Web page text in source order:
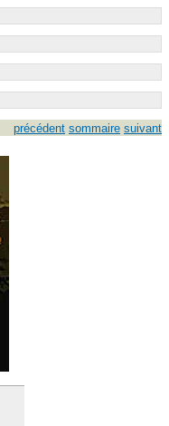
précédent sommaire suivant